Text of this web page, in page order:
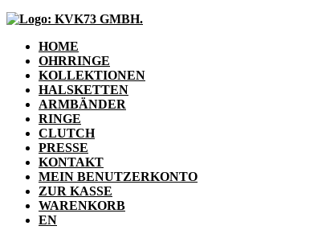
HOME
OHRRINGE
KOLLEKTIONEN
HALSKETTEN
ARMBÄNDER
RINGE
CLUTCH
PRESSE
KONTAKT
MEIN BENUTZERKONTO
ZUR KASSE
WARENKORB
EN